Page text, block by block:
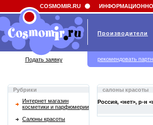
Field 'news_title' doesn't have a default value
Рубрики
Интернет магазин
косметики и парфюмерии
Салоны красоты
салоны красоты
Россия, <нет>, р-н
COSMOMIR.RU
Производители
Подать заявку рекомендовать